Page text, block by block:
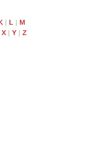
| L | M
X | Y | Z